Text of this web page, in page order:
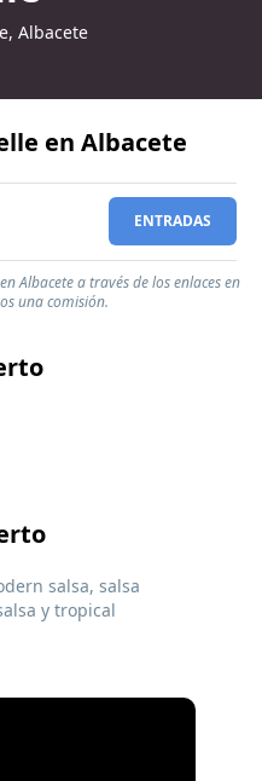
Albacete
en Albacete
ENTRADAS
Albacete a través de los enlaces en
una comisión.
salsa, salsa
y tropical